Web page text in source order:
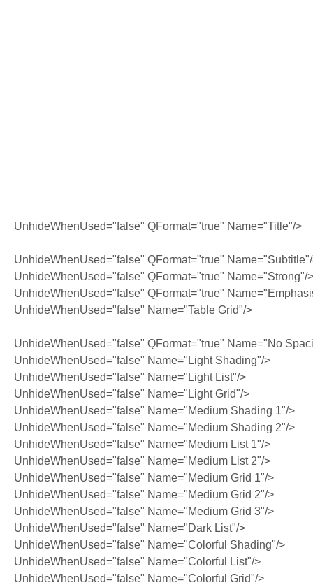
UnhideWhenUsed="false" QFormat="true" Name="Title"/>
UnhideWhenUsed="false" QFormat="true"
UnhideWhenUsed="false" QFormat="true" Name="Strong"/>
UnhideWhenUsed="false" QFormat="true"
UnhideWhenUsed="false" Name="Table Grid"/>
UnhideWhenUsed="false" QFormat="true" Name="No
UnhideWhenUsed="false" Name="Light Shading"/>
UnhideWhenUsed="false" Name="Light List"/>
UnhideWhenUsed="false" Name="Light Grid"/>
UnhideWhenUsed="false" Name="Medium Shading 1"/>
UnhideWhenUsed="false" Name="Medium Shading 2"/>
UnhideWhenUsed="false" Name="Medium List 1"/>
UnhideWhenUsed="false" Name="Medium List 2"/>
UnhideWhenUsed="false" Name="Medium Grid 1"/>
UnhideWhenUsed="false" Name="Medium Grid 2"/>
UnhideWhenUsed="false" Name="Medium Grid 3"/>
UnhideWhenUsed="false" Name="Dark List"/>
UnhideWhenUsed="false" Name="Colorful Shading"/>
UnhideWhenUsed="false" Name="Colorful List"/>
UnhideWhenUsed="false" Name="Colorful Grid"/>